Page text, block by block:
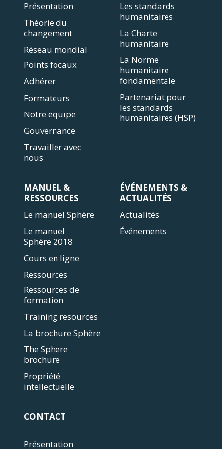
Présentation
Théorie du
changement
Réseau mondial
Points focaux
Adhérer
Formateurs
Notre équipe
Gouvernance
Travailler avec
nous
Les standards
humanitaires
La Charte
humanitaire
La Norme
humanitaire
fondamentale
Partenariat pour
les standards
humanitaires (HSP)
MANUEL &
RESSOURCES
Le manuel Sphère
Le manuel
Sphère 2018
Cours en ligne
Ressources
Ressources de
formation
Training resources
La brochure Sphère
The Sphere
brochure
Propriété
intellectuelle
ÉVÉNEMENTS &
ACTUALITÉS
Actualités
Événements
CONTACT
Présentation